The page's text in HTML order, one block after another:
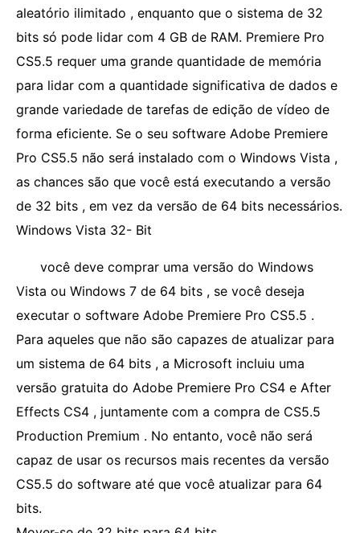
aleatório ilimitado , enquanto que o sistema de 32
bits só pode lidar com 4 GB de RAM. Premiere Pro
CS5.5 requer uma grande quantidade de memória
para lidar com a quantidade significativa de dados e
grande variedade de tarefas de edição de vídeo de
forma eficiente. Se o seu software Adobe Premiere
Pro CS5.5 não será instalado com o Windows Vista ,
as chances são que você está executando a versão
de 32 bits , em vez da versão de 64 bits necessários.
Windows Vista 32- Bit
você deve comprar uma versão do Windows
Vista ou Windows 7 de 64 bits , se você deseja
executar o software Adobe Premiere Pro CS5.5 .
Para aqueles que não são capazes de atualizar para
um sistema de 64 bits , a Microsoft incluiu uma
versão gratuita do Adobe Premiere Pro CS4 e After
Effects CS4 , juntamente com a compra de CS5.5
Production Premium . No entanto, você não será
capaz de usar os recursos mais recentes da versão
CS5.5 do software até que você atualizar para 64
bits.